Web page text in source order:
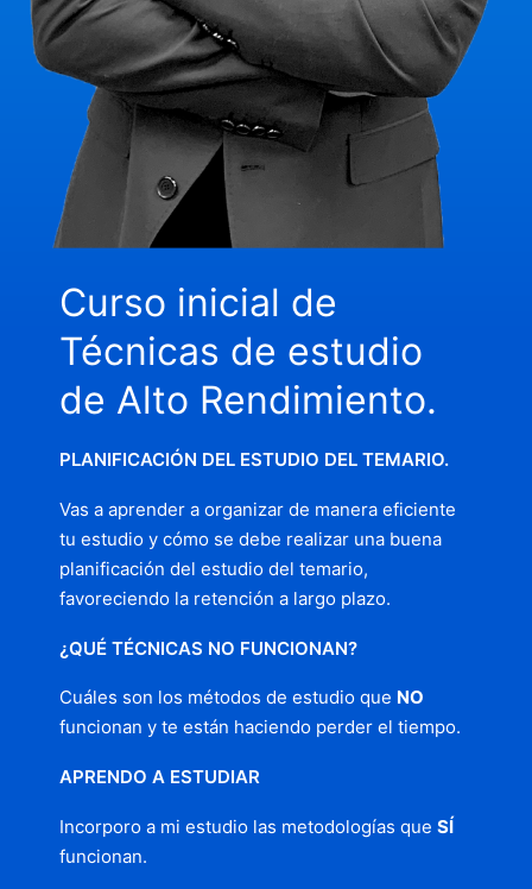
Curso inicial de
Técnicas de estudio
de Alto Rendimiento.
PLANIFICACIÓN DEL ESTUDIO DEL TEMARIO.
Vas a aprender a organizar de manera eficiente
tu estudio y cómo se debe realizar una buena
planificación del estudio del temario,
favoreciendo la retención a largo plazo.
¿QUÉ TÉCNICAS NO FUNCIONAN?
Cuáles son los métodos de estudio que NO
funcionan y te están haciendo perder el tiempo.
APRENDO A ESTUDIAR
Incorporo a mi estudio las metodologías que SÍ
funcionan.